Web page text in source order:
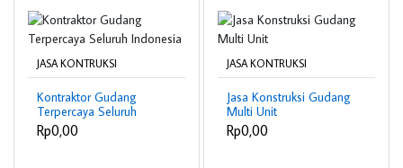
JASA KONTRUKSI
Kontraktor Gudang
Terpercaya Seluruh
Indonesia
Rp0,00
JASA KONTRUKSI
Jasa Konstruksi Gudang
Multi Unit
Rp0,00